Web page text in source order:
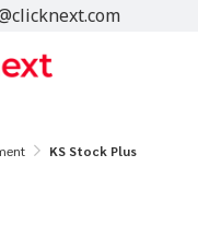
KS Stock Plus